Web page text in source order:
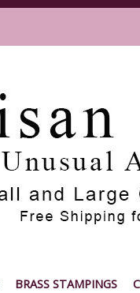
BRASS STAMPINGS